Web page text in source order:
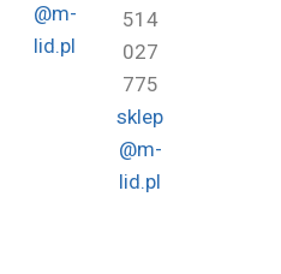
@m-
lid.pl
514
027
775
sklep
@m-
lid.pl